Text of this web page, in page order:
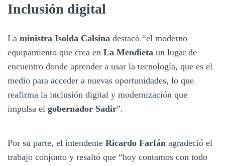
Inclusión digital
La ministra Isolda Calsina destacó “el moderno
equipamiento que crea en La Mendieta un lugar de
encuentro donde aprender a usar la tecnología, que es el
medio para acceder a nuevas oportunidades, lo que
reafirma la inclusión digital y modernización que
impulsa el gobernador Sadir”.
Por su parte, el intendente Ricardo Farfán agradeció el
trabajo conjunto y resaltó que “hoy contamos con todo